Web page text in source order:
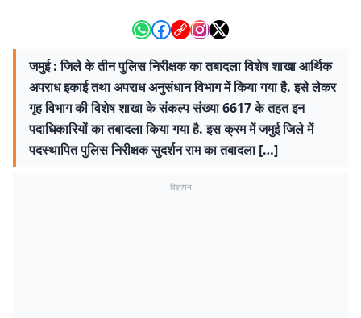
जमुई : जिले के तीन पुलिस निरीक्षक का तबादला विशेष शाखा आर्थिक
अपराध इकाई तथा अपराध अनुसंधान विभाग में किया गया है. इसे लेकर
गृह विभाग की विशेष शाखा के संकल्प संख्या 6617 के तहत इन
पदाधिकारियों का तबादला किया गया है. इस क्रम में जमुई जिले में
पदस्थापित पुलिस निरीक्षक सुदर्शन राम का तबादला […]
विज्ञापन